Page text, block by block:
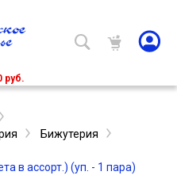
руб.
Бижутерия
в ассорт.) (уп. - 1 пара)